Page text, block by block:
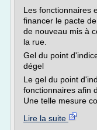
Les fonctionnaires
financer le pacte
de nouveau mis à
la rue.
Gel du point
dégel
Le gel du point
fonctionnaires afin
Une telle mesure
Lire la suite